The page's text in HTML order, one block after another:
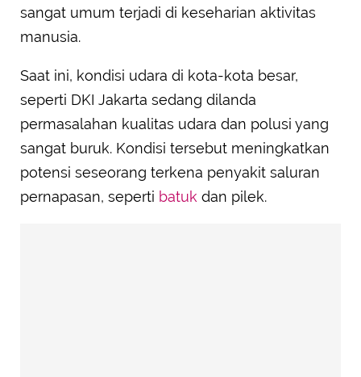
sangat umum terjadi di keseharian aktivitas
manusia.
Saat ini, kondisi udara di kota-kota besar,
seperti DKI Jakarta sedang dilanda
permasalahan kualitas udara dan polusi yang
sangat buruk. Kondisi tersebut meningkatkan
potensi seseorang terkena penyakit saluran
pernapasan, seperti batuk dan pilek.